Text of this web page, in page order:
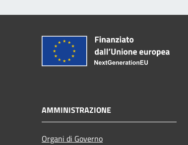
AMMINISTRAZIONE
Organi di Governo